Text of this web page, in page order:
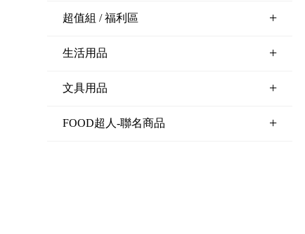
超值組 / 福利區 +
生活用品 +
文具用品 +
FOOD超人-聯名商品 +